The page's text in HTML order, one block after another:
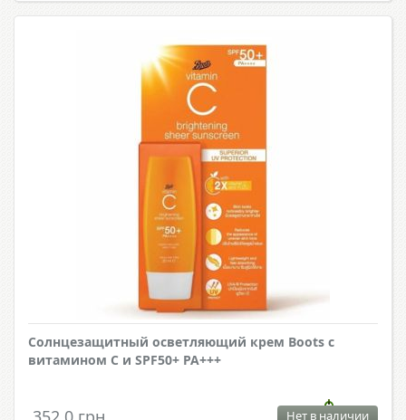
Солнцезащитный осветляющий крем Boots с
витамином С и SPF50+ PA+++
Нет в наличии